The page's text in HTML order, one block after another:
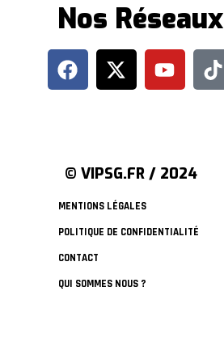
Nos Réseaux
© VIPSG.FR / 2024
MENTIONS LÉGALES
POLITIQUE DE CONFIDENTIALITÉ
CONTACT
QUI SOMMES NOUS ?